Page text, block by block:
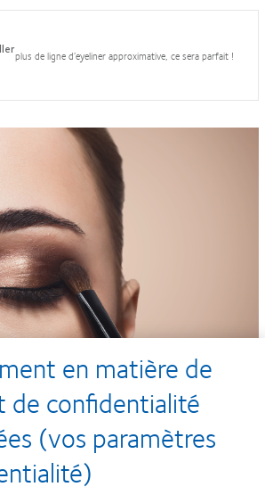
plus de ligne d’eyeliner approximative, ce sera parfait !
film en 3D au cinéma
en matière de
de confidentialité
(vos paramètres